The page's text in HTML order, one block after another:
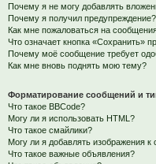
Почему я не могу добавлять
Почему я получил предупреждение?
Как мне пожаловаться на
Что означает кнопка «Сохранить»
Почему моё сообщение требует
Как мне вновь поднять мою тему?
Форматирование сообщений и
Что такое BBCode?
Могу ли я использовать HTML?
Что такое смайлики?
Могу ли я добавлять изображения
Что такое важные объявления?